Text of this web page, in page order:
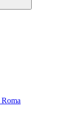
Roma